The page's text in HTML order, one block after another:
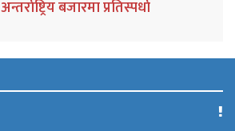
अन्तर्राष्ट्रिय बजारमा प्रतिस्पर्धा